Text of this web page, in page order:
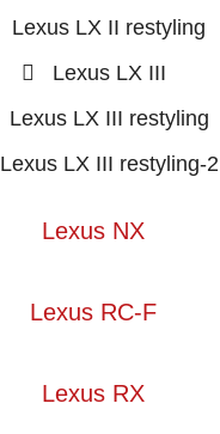
Lexus LX II restyling
Lexus LX III
Lexus LX III restyling
Lexus LX III restyling-2
Lexus NX
Lexus RC-F
Lexus RX